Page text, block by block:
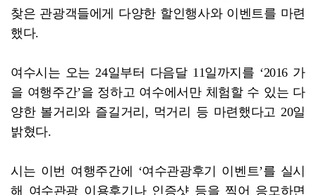
찾은 관광객들에게 다양한 할인행사와 이벤트를 마련
했다.
여수시는 오는 24일부터 다음달 11일까지를 ‘2016 가
을 여행주간’을 정하고 여수에서만 체험할 수 있는 다
양한 볼거리와 즐길거리, 먹거리 등 마련했다고 20일
밝혔다.
시는 이번 여행주간에 ‘여수관광후기 이벤트’를 실시
해 여수관광 이용후기나 인증샷 등을 찍어 응모하면